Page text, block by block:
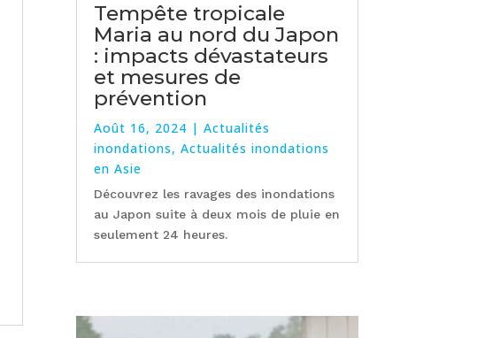
Tempête tropicale
Maria au nord du Japon
: impacts dévastateurs
et mesures de
prévention
Août 16, 2024 | Actualités
inondations, Actualités inondations
en Asie
Découvrez les ravages des inondations
au Japon suite à deux mois de pluie en
seulement 24 heures.